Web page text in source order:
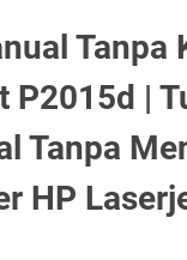
Tanpa
P2015d |
Tanpa
HP